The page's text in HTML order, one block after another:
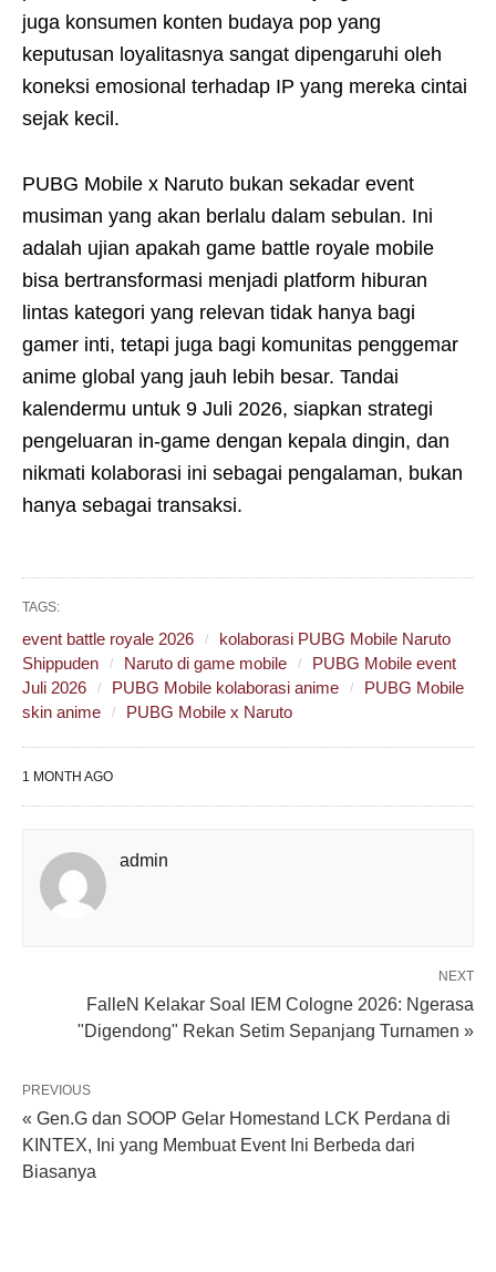
juga konsumen konten budaya pop yang
keputusan loyalitasnya sangat dipengaruhi oleh
koneksi emosional terhadap IP yang mereka cintai
sejak kecil.
PUBG Mobile x Naruto bukan sekadar event
musiman yang akan berlalu dalam sebulan. Ini
adalah ujian apakah game battle royale mobile
bisa bertransformasi menjadi platform hiburan
lintas kategori yang relevan tidak hanya bagi
gamer inti, tetapi juga bagi komunitas penggemar
anime global yang jauh lebih besar. Tandai
kalendermu untuk 9 Juli 2026, siapkan strategi
pengeluaran in-game dengan kepala dingin, dan
nikmati kolaborasi ini sebagai pengalaman, bukan
hanya sebagai transaksi.
TAGS:
event battle royale 2026
kolaborasi PUBG Mobile Naruto
Shippuden
Naruto di game mobile
PUBG Mobile event
Juli 2026
PUBG Mobile kolaborasi anime
PUBG Mobile
skin anime
PUBG Mobile x Naruto
1 MONTH AGO
admin
NEXT
FalleN Kelakar Soal IEM Cologne 2026: Ngerasa
"Digendong" Rekan Setim Sepanjang Turnamen »
PREVIOUS
« Gen.G dan SOOP Gelar Homestand LCK Perdana di
KINTEX, Ini yang Membuat Event Ini Berbeda dari
Biasanya